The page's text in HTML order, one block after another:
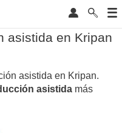
asistida en Kripan
asistida en Kripan.
asistida más